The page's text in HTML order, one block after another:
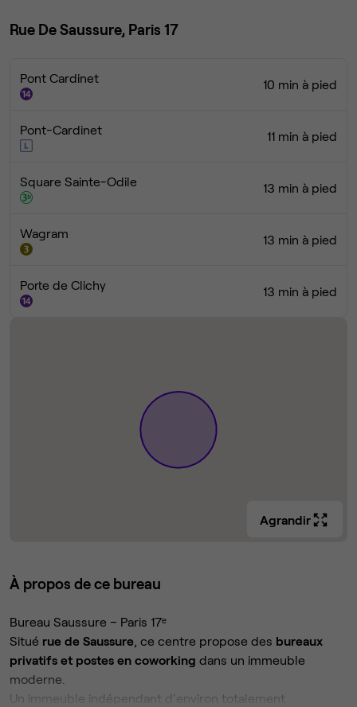
Rue De Saussure, Paris 17
Pont Cardinet 10 min à pied
Pont-Cardinet 11 min à pied
Square Sainte-Odile 13 min à pied
Wagram 13 min à pied
Porte de Clichy 13 min à pied
Agrandir
À propos de ce bureau
Bureau Saussure – Paris 17ᵉ
Situé rue de Saussure, ce centre propose des bureaux
privatifs et postes en coworking dans un immeuble
moderne.
Un immeuble indépendant d'environ totalement